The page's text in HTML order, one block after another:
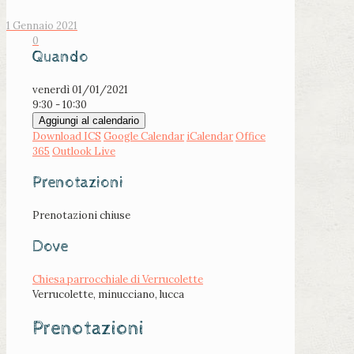
1 Gennaio 2021
0
Quando
venerdì 01/01/2021
9:30 - 10:30
Aggiungi al calendario
Download ICS Google Calendar iCalendarOffice
365 Outlook Live
Prenotazioni
Prenotazioni chiuse
Dove
Chiesa parrocchiale di Verrucolette
Verrucolette, minucciano, lucca
Prenotazioni